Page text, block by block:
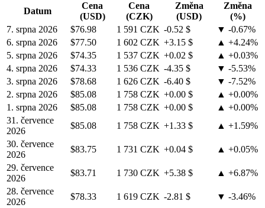
Datum
Cena
(USD)
Cena
(CZK)
Změna
(USD)
Změna
(%)
7. srpna 2026
$76.98 1 591 CZK -0.52 $
▼ -0.67%
6. srpna 2026
$77.50 1 602 CZK +3.15 $
▲ +4.24%
5. srpna 2026
$74.35 1 537 CZK +0.02 $
▲ +0.03%
4. srpna 2026
$74.33 1 536 CZK -4.35 $
▼ -5.53%
3. srpna 2026
$78.68 1 626 CZK -6.40 $
▼ -7.52%
2. srpna 2026
$85.08 1 758 CZK +0.00 $
▲ +0.00%
1. srpna 2026
$85.08 1 758 CZK +0.00 $
▲ +0.00%
31. července
2026
$85.08 1 758 CZK +1.33 $
▲ +1.59%
30. července
2026
$83.75 1 731 CZK +0.04 $
▲ +0.05%
29. července
2026
$83.71 1 730 CZK +5.38 $
▲ +6.87%
28. července
2026
$78.33 1 619 CZK -2.81 $
▼ -3.46%